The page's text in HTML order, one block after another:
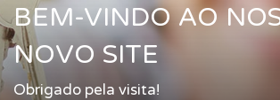
BEM-VINDO AO
NOVO SITE
Obrigado pela visita!